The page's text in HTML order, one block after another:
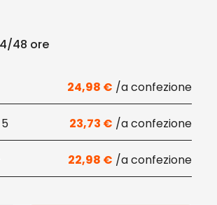
48 ore
24,98 €
23,73 €
22,98 €